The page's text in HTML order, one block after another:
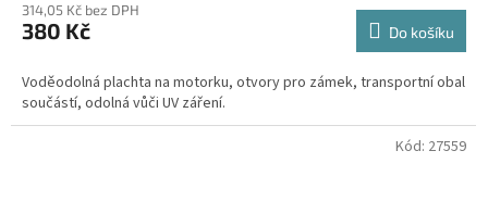
314,05 Kč bez DPH
380 Kč Do košíku
Voděodolná plachta na motorku, otvory pro zámek, transportní obal
součástí, odolná vůči UV záření.
Kód: 27559